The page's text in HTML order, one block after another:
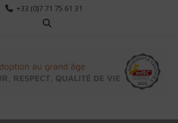
+33 (0)7 71 75 61 31